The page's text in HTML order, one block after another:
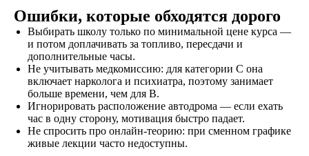
Ошибки, которые обходятся дорого
Выбирать школу только по минимальной цене курса —
и потом доплачивать за топливо, пересдачи и
дополнительные часы.
Не учитывать медкомиссию: для категории C она
включает нарколога и психиатра, поэтому занимает
больше времени, чем для B.
Игнорировать расположение автодрома — если ехать
час в одну сторону, мотивация быстро падает.
Не спросить про онлайн-теорию: при сменном графике
живые лекции часто недоступны.
не любишь звонки?
Просто напиши!